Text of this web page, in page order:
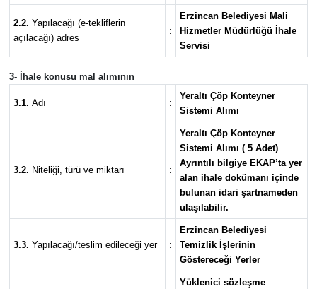
2.2. Yapılacağı (e-tekliflerin
açılacağı) adres
:
Erzincan Belediyesi Mali
Hizmetler Müdürlüğü İhale
Servisi
3- İhale konusu mal alımının
3.1. Adı :
Yeraltı Çöp Konteyner
Sistemi Alımı
3.2. Niteliği, türü ve miktarı :
Yeraltı Çöp Konteyner
Sistemi Alımı ( 5 Adet)
Ayrıntılı bilgiye EKAP’ta yer
alan ihale dokümanı içinde
bulunan idari şartnameden
ulaşılabilir.
3.3. Yapılacağı/teslim edileceği yer :
Erzincan Belediyesi
Temizlik İşlerinin
Göstereceği Yerler
Yüklenici sözleşme
VİDEO HABER